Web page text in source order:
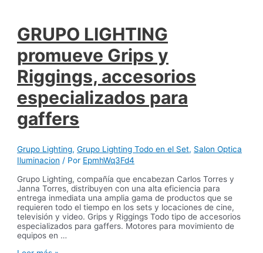
luminarias
para
video
y
televisión
GRUPO LIGHTING
promueve Grips y
Riggings, accesorios
especializados para
gaffers
Grupo Lighting,Grupo Lighting Todo en el Set, Salon Optica
Iluminacion / Por EpmhWq3Fd4
Grupo Lighting, compañía que encabezan Carlos Torres y
Janna Torres, distribuyen con una alta eficiencia para
entrega inmediata una amplia gama de productos que se
requieren todo el tiempo en los sets y locaciones de cine,
televisión y video. Grips y Riggings Todo tipo de accesorios
especializados para gaffers. Motores para movimiento de
equipos en …